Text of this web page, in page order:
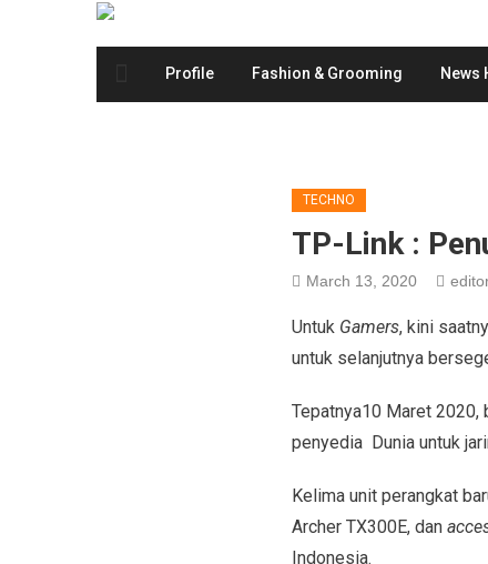
Profile Fashion & Grooming News
TECHNO
TP-Link :
March 13, 2020
Untuk Gamers, kini
untuk selanjutnya
Tepatnya10 Maret
penyedia Dunia untuk
Kelima unit perangkat
Archer TX300E, dan
Indonesia.